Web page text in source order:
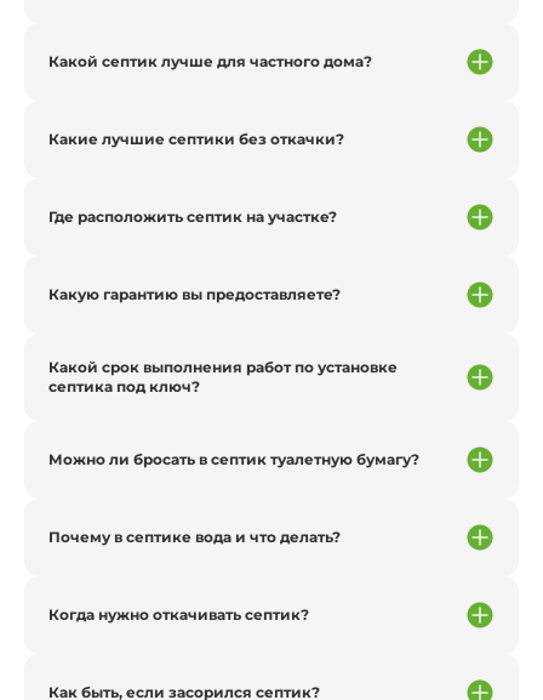
Какой септик лучше для частного дома?
Какие лучшие септики без откачки?
Где расположить септик на участке?
Какую гарантию вы предоставляете?
Какой срок выполнения работ по установке
септика под ключ?
Можно ли бросать в септик туалетную бумагу?
Почему в септике вода и что делать?
Когда нужно откачивать септик?
Как быть, если засорился септик?